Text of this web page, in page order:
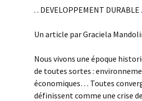
. . DEVELOPPEMENT DURABLE
Un article par Graciela
Nous vivons une époque
de toutes sortes :
économiques… Toutes
définissent comme une crise